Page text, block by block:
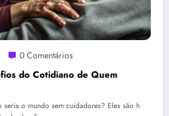
0 Comentários
do Cotidiano de Quem
seria o mundo sem cuidadores? Eles são h